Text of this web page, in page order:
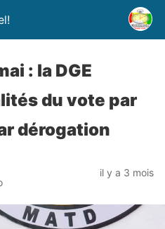
: la DGE
du vote par
dérogation
il y a 3 mois